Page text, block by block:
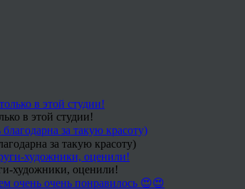
в этой студии!
за такую красоту)
художники, оценили!